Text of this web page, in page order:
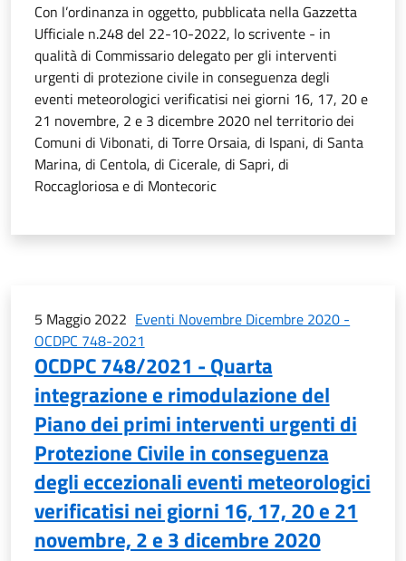
Con l’ordinanza in oggetto, pubblicata nella Gazzetta
Ufficiale n.248 del 22-10-2022, lo scrivente - in
qualità di Commissario delegato per gli interventi
urgenti di protezione civile in conseguenza degli
eventi meteorologici verificatisi nei giorni 16, 17, 20 e
21 novembre, 2 e 3 dicembre 2020 nel territorio dei
Comuni di Vibonati, di Torre Orsaia, di Ispani, di Santa
Marina, di Centola, di Cicerale, di Sapri, di
Roccagloriosa e di Montecoric
5 Maggio 2022 Eventi Novembre Dicembre 2020 -
OCDPC 748-2021
OCDPC 748/2021 - Quarta
integrazione e rimodulazione del
Piano dei primi interventi urgenti di
Protezione Civile in conseguenza
degli eccezionali eventi meteorologici
verificatisi nei giorni 16, 17, 20 e 21
novembre, 2 e 3 dicembre 2020